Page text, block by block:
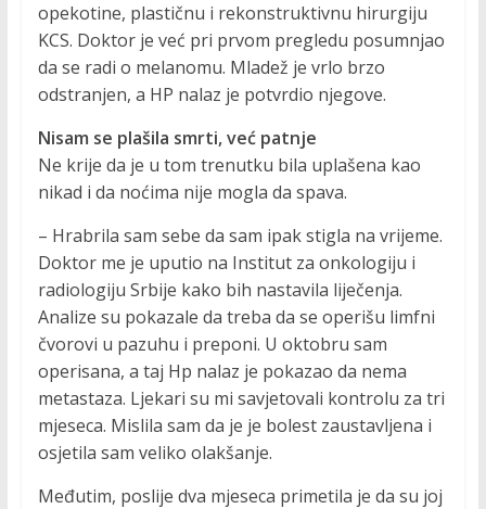
opekotine, plastičnu i rekonstruktivnu hirurgiju
KCS. Doktor je već pri prvom pregledu posumnjao
da se radi o melanomu. Mladež je vrlo brzo
odstranjen, a HP nalaz je potvrdio njegove.
Nisam se plašila smrti, već patnje
Ne krije da je u tom trenutku bila uplašena kao
nikad i da noćima nije mogla da spava.
– Hrabrila sam sebe da sam ipak stigla na vrijeme.
Doktor me je uputio na Institut za onkologiju i
radiologiju Srbije kako bih nastavila liječenja.
Analize su pokazale da treba da se operišu limfni
čvorovi u pazuhu i preponi. U oktobru sam
operisana, a taj Hp nalaz je pokazao da nema
metastaza. Ljekari su mi savjetovali kontrolu za tri
mjeseca. Mislila sam da je je bolest zaustavljena i
osjetila sam veliko olakšanje.
Međutim, poslije dva mjeseca primetila je da su joj